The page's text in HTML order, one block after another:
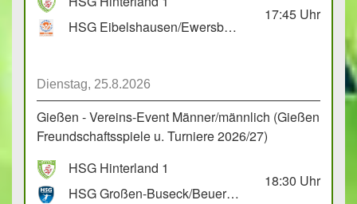
HSG Eibelshausen/Ewersbach GbR 2
17:45 Uhr
Dienstag, 25.8.2026
Gießen - Vereins-Event Männer/männlich (Gießen
Freundschaftsspiele u. Turniere 2026/27)
HSG Hinterland 1
HSG Großen-Buseck/Beuern 1
18:30 Uhr